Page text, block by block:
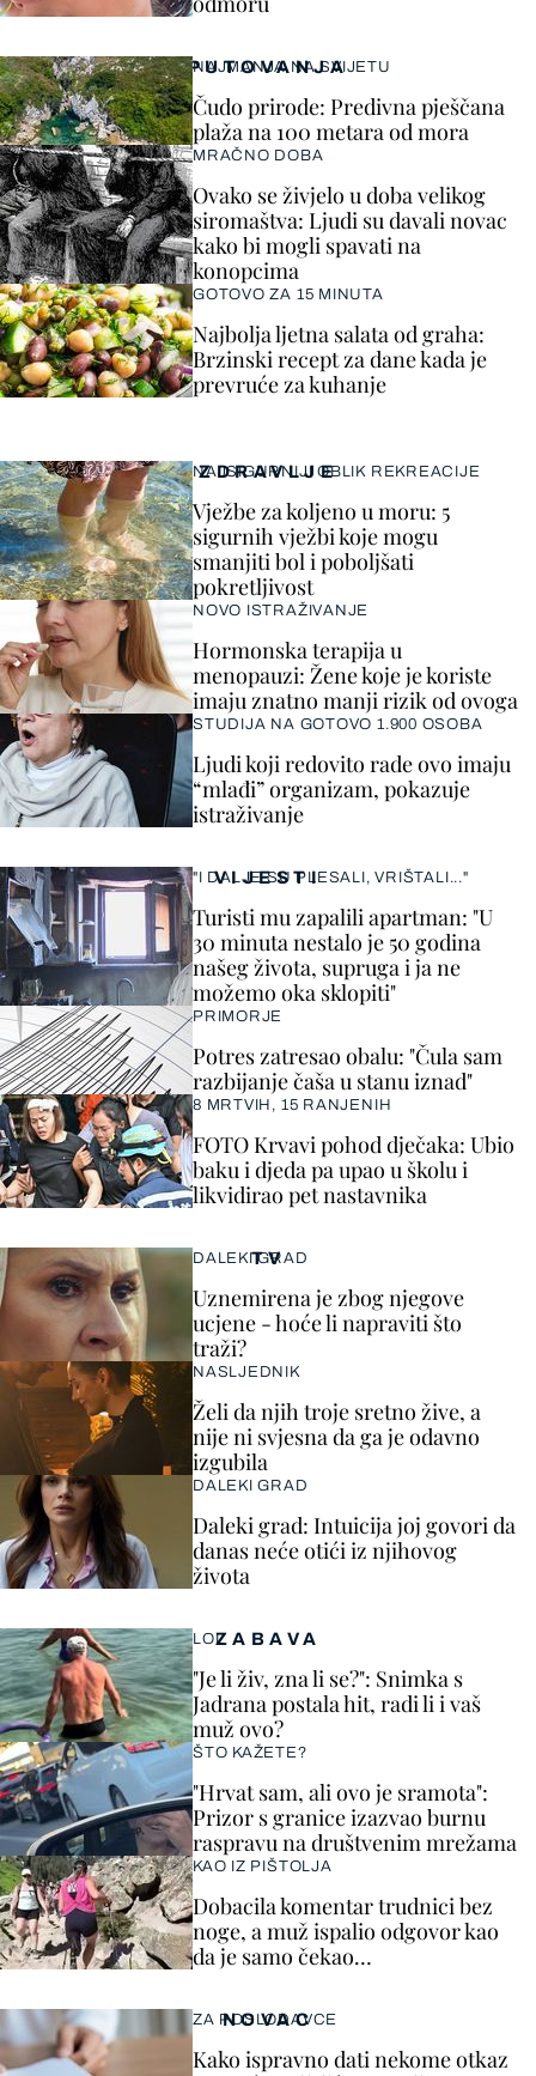
VIJESTI
"I DALJE SU PLESALI, VRIŠTALI..."
Turisti mu zapalili apartman: "U
30 minuta nestalo je 50 godina
našeg života, supruga i ja ne
možemo oka sklopiti"
PRIMORJE
Potres zatresao obalu: "Čula sam
razbijanje čaša u stanu iznad"
8 MRTVIH, 15 RANJENIH
FOTO Krvavi pohod dječaka: Ubio
baku i djeda pa upao u školu i
likvidirao pet nastavnika
ZDRAVLJE
NAJSIGURNIJI OBLIK REKREACIJE
Vježbe za koljeno u moru: 5
sigurnih vježbi koje mogu
smanjiti bol i poboljšati
pokretljivost
NOVO ISTRAŽIVANJE
Hormonska terapija u
menopauzi: Žene koje je koriste
imaju znatno manji rizik od ovoga
STUDIJA NA GOTOVO 1.900 OSOBA
Ljudi koji redovito rade ovo imaju
“mlađi” organizam, pokazuje
istraživanje
ZABAVA
LOL
"Je li živ, zna li se?": Snimka s
Jadrana postala hit, radi li i vaš
muž ovo?
ŠTO KAŽETE?
"Hrvat sam, ali ovo je sramota":
Prizor s granice izazvao burnu
raspravu na društvenim mrežama
KAO IZ PIŠTOLJA
Dobacila komentar trudnici bez
noge, a muž ispalio odgovor kao
da je samo čekao…
TV
DALEKI GRAD
Uznemirena je zbog njegove
ucjene - hoće li napraviti što
traži?
NASLJEDNIK
Želi da njih troje sretno žive, a
nije ni svjesna da ga je odavno
izgubila
DALEKI GRAD
Daleki grad: Intuicija joj govori da
danas neće otići iz njihovog
života
PUTOVANJA
NAJMANJA NA SVIJETU
Čudo prirode: Predivna pješčana
plaža na 100 metara od mora
MRAČNO DOBA
Ovako se živjelo u doba velikog
siromaštva: Ljudi su davali novac
kako bi mogli spavati na
konopcima
GOTOVO ZA 15 MINUTA
Najbolja ljetna salata od graha:
Brzinski recept za dane kada je
prevruće za kuhanje
NOVAC
ZA POSLODAVCE
Kako ispravno dati nekome otkaz